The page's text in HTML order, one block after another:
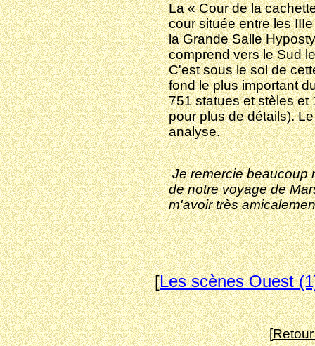
La « Cour de la
cour située entre les
la Grande Salle
comprend vers le Sud
C'est sous le sol de
fond le plus important
751 statues et stèles et
pour plus de détails).
analyse.
Je remercie beaucoup
de notre voyage de
m'avoir très
[Les scènes Ouest
[